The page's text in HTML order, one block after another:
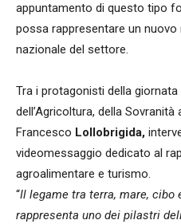
appuntamento di questo tipo
possa rappresentare un
nazionale del settore.
Tra i protagonisti della
dell’Agricoltura, della
Francesco Lollobrigida,
videomessaggio dedicato al
agroalimentare e turismo.
“Il legame tra terra, mare, cibo
rappresenta uno dei pilastri